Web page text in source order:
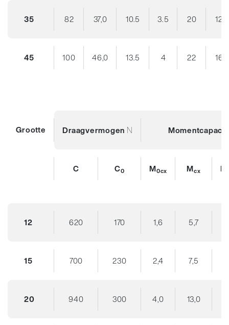
35 82 37,0 10.5 3.5 20 12
45 100 46,0 13.5 4 22 16
Grootte Draagvermogen N
C C0 M0cx Mcx M
12 620 170 1,6 5,7
15 700 230 2,4 7,5
20 940 300 4,0 13,0